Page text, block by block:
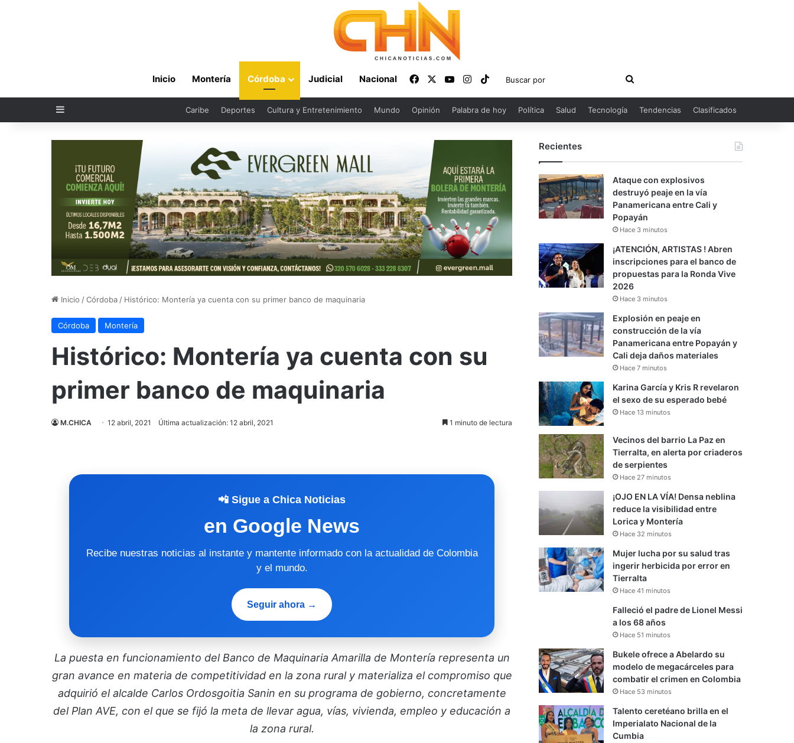
Inicio Montería Córdoba Judicial Nacional FacebookYouTubeInstagram
TikTok
Buscar
por
Sidebar Caribe Deportes Cultura y Entretenimiento Mundo Opinión Palabra de hoy Política Salud Tecnología Tendencias Clasificados
Inicio /Córdoba / Histórico: Montería ya cuenta con su primer banco de maquinaria
Córdoba Montería
Histórico: Montería ya cuenta con su
primer banco de maquinaria
M.CHICA 12 abril, 2021 Última actualización: 12 abril, 2021 1 minuto de lectura
📲 Sigue a Chica Noticias
en Google News
Recibe nuestras noticias al instante y mantente informado con la actualidad de Colombia
y el mundo.
Seguir ahora →
La puesta en funcionamiento del Banco de Maquinaria Amarilla de Montería representa un
gran avance en materia de competitividad en la zona rural y materializa el compromiso que
adquirió el alcalde Carlos Ordosgoitia Sanin en su programa de gobierno, concretamente
del Plan AVE, con el que se fijó la meta de llevar agua, vías, vivienda, empleo y educación a
la zona rural.
Recientes
Ataque con explosivos
destruyó peaje en la vía
Panamericana entre Cali y
Popayán
Hace 3 minutos
¡ATENCIÓN, ARTISTAS ! Abren
inscripciones para el banco de
propuestas para la Ronda Vive
2026
Hace 3 minutos
Explosión en peaje en
construcción de la vía
Panamericana entre Popayán y
Cali deja daños materiales
Hace 7 minutos
Karina García y Kris R revelaron
el sexo de su esperado bebé
Hace 13 minutos
Vecinos del barrio La Paz en
Tierralta, en alerta por criaderos
de serpientes
Hace 27 minutos
¡OJO EN LA VÍA! Densa neblina
reduce la visibilidad entre
Lorica y Montería
Hace 32 minutos
Mujer lucha por su salud tras
ingerir herbicida por error en
Tierralta
Hace 41 minutos
Falleció el padre de Lionel Messi
a los 68 años
Hace 51 minutos
Bukele ofrece a Abelardo su
modelo de megacárceles para
combatir el crimen en Colombia
Hace 53 minutos
Talento ceretéano brilla en el
Imperialato Nacional de la
Cumbia